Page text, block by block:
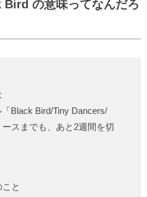
Bird の意味ってなんだろ
Black Bird/Tiny Dancers/
スまでも、あと2週間を切
と